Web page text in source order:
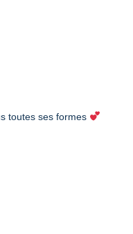
toutes ses formes